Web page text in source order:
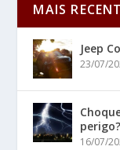
MAIS
Jeep
23/07/
perigo?
16/07/